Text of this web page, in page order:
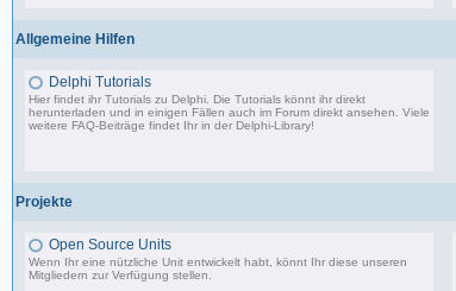
Allgemeine Hilfen
Delphi Tutorials
Hier findet ihr Tutorials zu Delphi. Die Tutorials könnt ihr direkt
herunterladen und in einigen Fällen auch im Forum direkt ansehen. Viele
weitere FAQ-Beiträge findet Ihr in der Delphi-Library!
Projekte
Open Source Units
Wenn Ihr eine nützliche Unit entwickelt habt, könnt Ihr diese unseren
Mitgliedern zur Verfügung stellen.